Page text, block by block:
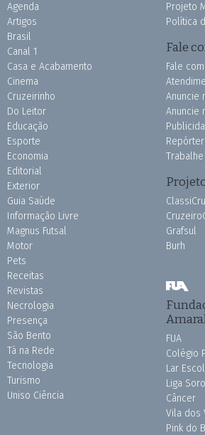
Agenda
Artigos
Brasil
Canal 1
Casa e Acabamento
Cinema
Cruzeirinho
Do Leitor
Educação
Esporte
Economia
Editorial
Exterior
Guia Saúde
Informação Livre
Magnus Futsal
Motor
Pets
Receitas
Revistas
Necrologia
Presença
São Bento
Tá na Rede
Tecnologia
Turismo
Uniso Ciência
Projeto
Política
Fale
Fale
Anuncie
Anuncie
Grafsul
Burh
FUA
Colégio
Lar
Liga
Câncer
Vila dos
Pink do